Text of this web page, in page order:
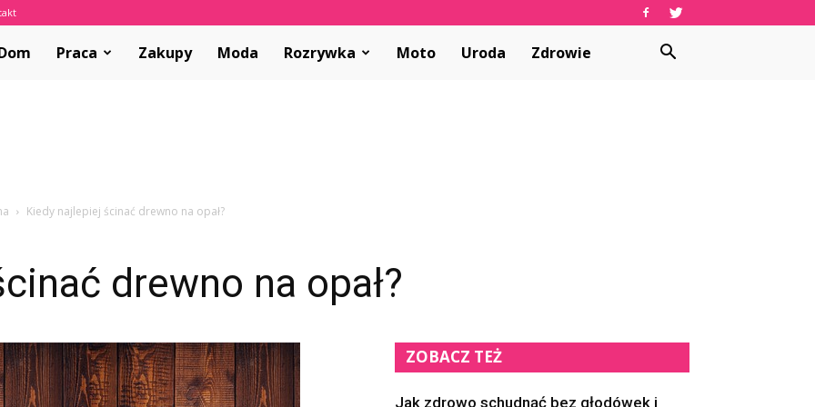
Praca Zakupy Moda Rozrywka Moto Uroda Zdrowie
Kiedy najlepiej ścinać drewno na opał?
drewno na opał?
ZOBACZ TEŻ
Jak zdrowo schudnąć bez głodówek i